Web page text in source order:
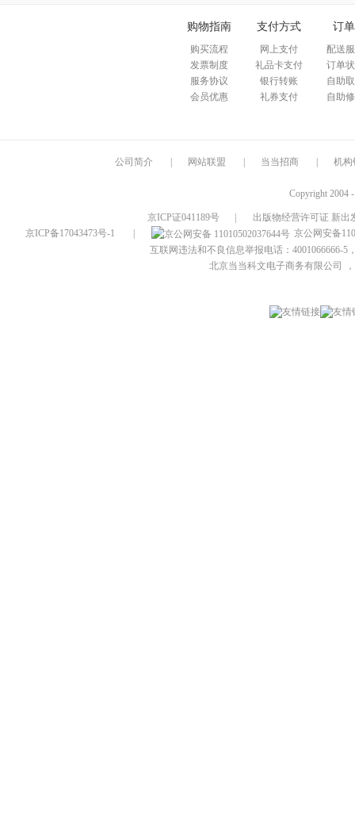
购物指南
购买流程
发票制度
服务协议
会员优惠
支付方式
网上支付
礼品卡支付
银行转账
礼券支付
订
配送
订单
自助
自助
公司简介 网站联盟 当当招商 机构
Copyright 2004
京ICP证041189号
出版物经营许可证 新出
京ICP备17043473号-1
京公网安备
互联网违法和不良信息举报电话：4001066666-5
北京当当科文电子商务有限公司